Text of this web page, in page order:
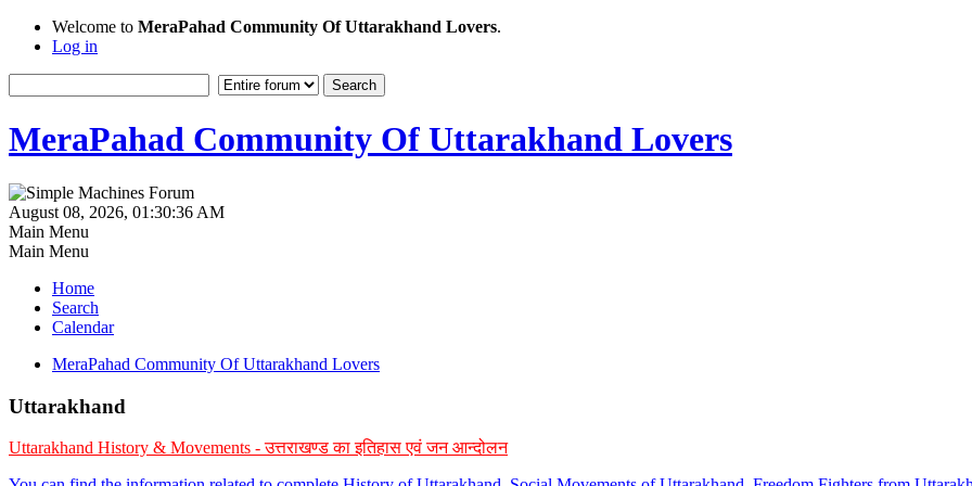
Welcome to MeraPahad Community Of Uttarakhand Lovers.
Log in
MeraPahad Community Of Uttarakhand Lovers
August 08, 2026, 01:30:36 AM
Main Menu
Main Menu
Home
Search
Calendar
MeraPahad Community Of Uttarakhand Lovers
Uttarakhand
Uttarakhand History & Movements - उत्तराखण्ड का इतिहास एवं जन आन्दोलन